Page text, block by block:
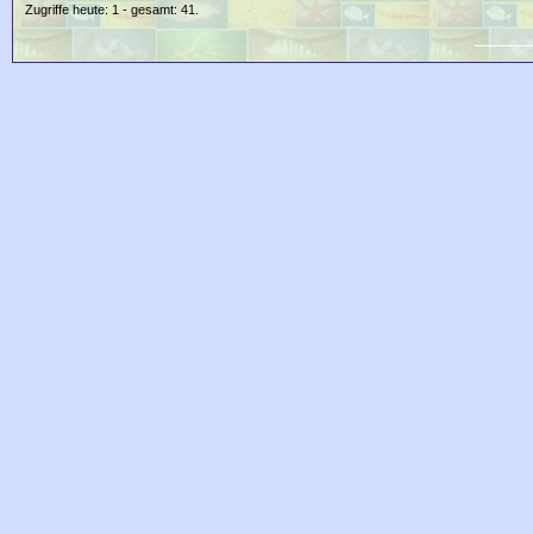
Zugriffe heute: 1 - gesamt: 41.